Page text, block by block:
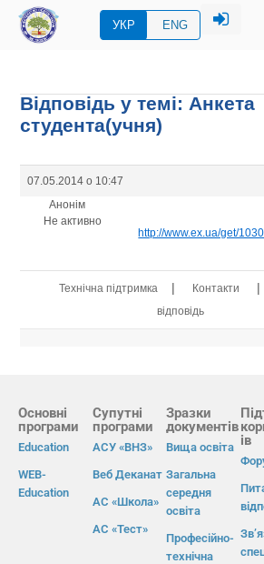
УКР ENG
Відповідь у темі: Анкета
студента(учня)
07.05.2014 о 10:47
Анонім
Не активно
http://www.ex.ua/get/
Технічна підтримка | Контакти |
відповідь
Основні
програми
Education
WEB-
Education
Супутні
програми
АСУ «ВНЗ»
Веб Деканат
АС «Школа»
АС «Тест»
Зразки
документів
Вища освіта
Загальна
середня
освіта
Професійно-
технічна
ів